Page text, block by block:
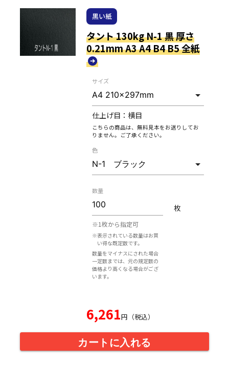
黒い紙
タント 130kg N-1 黒 厚さ
0.21mm A3 A4 B4 B5 全紙
サイズ
仕上げ目： 横目
こちらの商品は、無料見本をお送りしてお
りません。ご了承ください。
色
数量
※1枚から指定可
※表示されている数量はお買
い得な既定数です。
数量をマイナスにされた場合
一定数までは、元の規定数の
価格より高くなる場合がござ
います。
枚
6,261円（税込）
カートに入れる